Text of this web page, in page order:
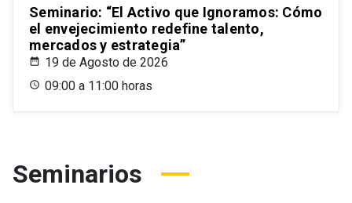
Seminario: “El Activo que Ignoramos: Cómo
el envejecimiento redefine talento,
mercados y estrategia”
19 de Agosto de 2026
09:00 a 11:00 horas
Seminarios